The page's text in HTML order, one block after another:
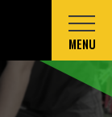
MENU